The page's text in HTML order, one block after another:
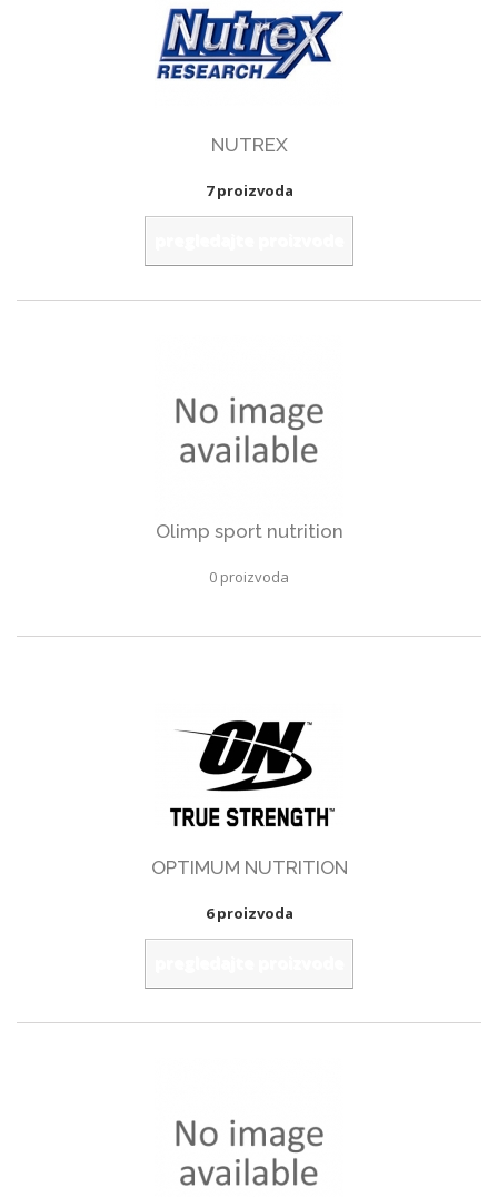
NUTREX
7 proizvoda
Olimp sport nutrition
0 proizvoda
OPTIMUM NUTRITION
6 proizvoda